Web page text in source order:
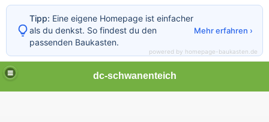
dc-schwanenteich
Tipp: Eine eigene Homepage ist einfacher
als du denkst. So findest du den
passenden Baukasten.
Mehr erfahren ›
powered by homepage-baukasten.de